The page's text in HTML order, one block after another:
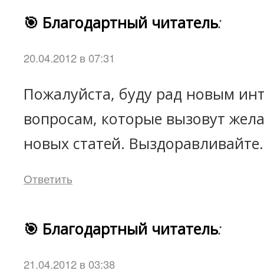
🎯 Благодартный читатель:
20.04.2012 в 07:31
Пожалуйста, буду рад новым
вопросам, которые вызовут
новых статей.
Ответить
🎯 Благодартный читатель:
21.04.2012 в 03:38